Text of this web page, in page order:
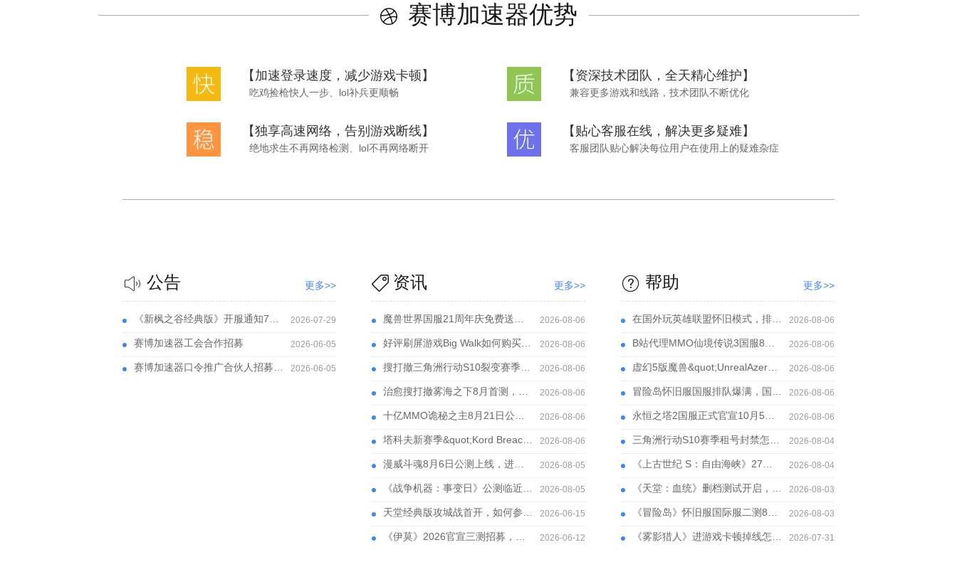
赛博加速器优势
【加速登录速度，减少游戏卡顿】
吃鸡捡枪快人一步、lol补兵更顺畅
【资深技术团队，全天精心维护】
兼容更多游戏和线路，技术团队不断优化
【独享高速网络，告别游戏断线】
绝地求生不再网络检测、lol不再网络断开
【贴心客服在线，解决更多疑难】
客服团队贴心解决每位用户在使用上的疑难杂症
公告 更多>>
《新枫之谷经典版》开服通知7月29日14 点，赛博助力领台服预约账号，免费体验 2026-07-29
赛博加速器工会合作招募 2026-06-05
赛博加速器口令推广合伙人招募计划 2026-06-05
资讯 更多>>
魔兽世界国服21周年庆免费送坐骑，海外回国打团卡顿掉线咋办 2026-08-06
好评刷屏游戏Big Walk如何购买联机，Big Walk联机掉线延迟高解决方案 2026-08-06
搜打撤三角洲行动S10裂变赛季攻略，国外玩三角洲联机卡顿解决方法 2026-08-06
治愈搜打撤雾海之下8月首测，国外玩雾海之下国服联机指南 2026-08-06
十亿MMO诡秘之主8月21日公测，海外玩诡秘之主联机优化提前看 2026-08-06
塔科夫新赛季&quot;Kord Breach&quot;上线，玩塔科夫延迟高用什么加速器？ 2026-08-06
漫威斗魂8月6日公测上线，进不去游戏联机怕卡解决方法 2026-08-05
《战争机器：事变日》公测临近，联机用什么加速组队更稳 2026-08-05
天堂经典版攻城战首开，如何参与教程分享 2026-06-15
《伊莫》2026官宣三测招募，《伊莫》进不去用什么加速器好 2026-06-12
帮助 更多>>
在国外玩英雄联盟怀旧模式，排位团战延迟高用什么加速器 2026-08-06
B站代理MMO仙境传说3国服8月27日首测，海外回国玩网络卡怎么解决 2026-08-06
虚幻5版魔兽&quot;UnrealAzeroth&quot;8月15上线，玩魔兽联机延迟高卡顿怎么办？ 2026-08-06
冒险岛怀旧服国服排队爆满，国外玩冒险岛怀旧服国服加速器救场 2026-08-06
永恒之塔2国服正式官宣10月5日上线，海外玩aion2加速器推荐 2026-08-06
三角洲行动S10赛季租号封禁怎么办，海外玩三角洲加速器哪个好用？ 2026-08-04
《上古世纪 S：自由海峡》27年正式上线，免费加速器推荐 2026-08-04
《天堂：血统》删档测试开启，海外回国好用的加速器推荐 2026-08-03
《冒险岛》怀旧服国际服二测8月4日开启，玩冒险岛国际服加速器推荐 2026-08-03
《雾影猎人》进游戏卡顿掉线怎么办，海外玩《雾影猎人》国服好用的加速器推荐 2026-07-31